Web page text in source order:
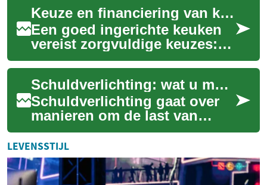
volle...
Keuze en financiering van keukenapparatuur voor huishoudens
Een goed ingerichte keuken
vereist zorgvuldige keuzes:
welke apparaten zijn echt
nodig, welke energiezuinige
opties l...
Schuldverlichting: wat u moet weten over schuldhulp
Schuldverlichting gaat over
manieren om de last van
schulden te verminderen of
draaglijker te maken. Of het
nu om ach...
LEVENSSTIJL